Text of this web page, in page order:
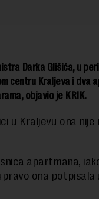
Darka Glišića, u
centru Kraljeva i dva
objavio je KRIK.
u Kraljevu ona nije
apartmana,
ona potpisala